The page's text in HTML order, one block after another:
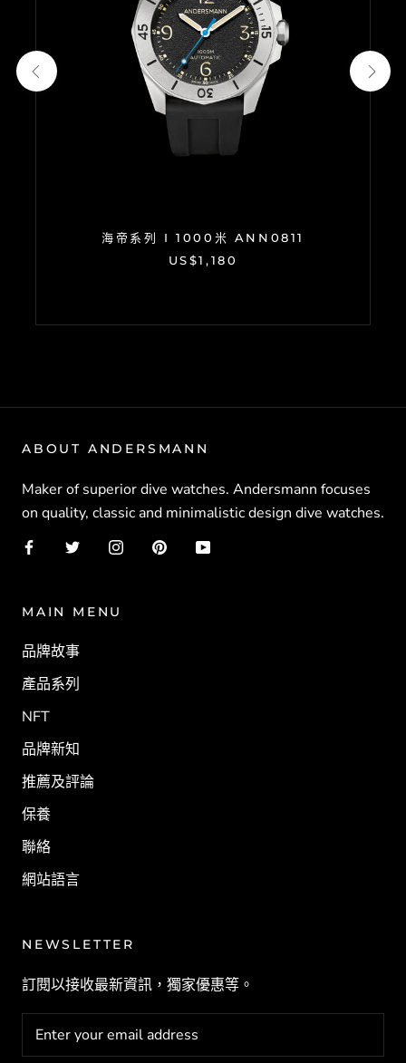
海帝系列 I 1000米 ANN0811
US$1,180
ABOUT ANDERSMANN
Maker of superior dive watches. Andersmann focuses
on quality, classic and minimalistic design dive watches.
MAIN MENU
品牌故事
產品系列
NFT
品牌新知
推薦及評論
保養
聯絡
網站語言
NEWSLETTER
訂閱以接收最新資訊，獨家優惠等。